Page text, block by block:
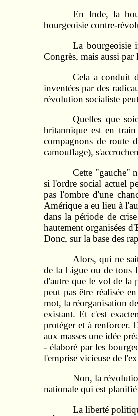
En Inde, la
bourgeoisie contre-
La bourgeoisie
Congrès, mais aussi
Cela a conduit
inventées par des
révolution socialiste
Quelles que
britannique est en
compagnons de route
camouflage),
Cette "gauche"
si l'ordre social actuel
pas l'ombre d'une
Amérique a eu lieu à
dans la période de
hautement organisées
Donc, sur la base des
Alors, qui ne
de la Ligue ou de tous
d'autre que le vol de la
peut pas être réalisée
mot, la réorganisation
existant. Et c'est
protéger et à renforcer.
aux masses une idée
- élaboré par les
l'emprise vicieuse de
Non, la
nationale qui est
La liberté